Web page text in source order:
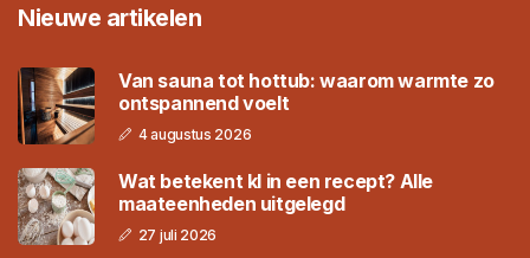
Nieuwe artikelen
Van sauna tot hottub: waarom warmte zo
ontspannend voelt
4 augustus 2026
Wat betekent kl in een recept? Alle
maateenheden uitgelegd
27 juli 2026